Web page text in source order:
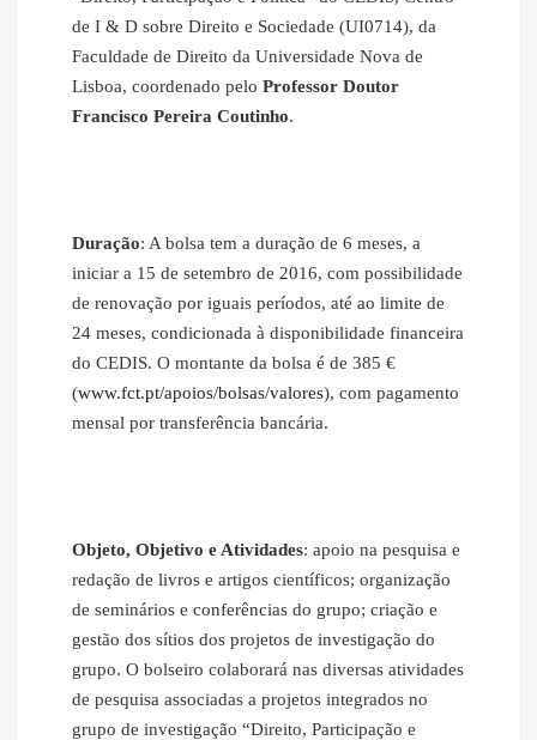
de I & D sobre Direito e Sociedade (UI0714), da
Faculdade de Direito da Universidade Nova de
Lisboa, coordenado pelo Professor Doutor
Francisco Pereira Coutinho.
Duração: A bolsa tem a duração de 6 meses, a
iniciar a 15 de setembro de 2016, com possibilidade
de renovação por iguais períodos, até ao limite de
24 meses, condicionada à disponibilidade financeira
do CEDIS. O montante da bolsa é de 385 €
(www.fct.pt/apoios/bolsas/valores), com pagamento
mensal por transferência bancária.
Objeto, Objetivo e Atividades: apoio na pesquisa e
redação de livros e artigos científicos; organização
de seminários e conferências do grupo; criação e
gestão dos sítios dos projetos de investigação do
grupo. O bolseiro colaborará nas diversas atividades
de pesquisa associadas a projetos integrados no
grupo de investigação “Direito, Participação e